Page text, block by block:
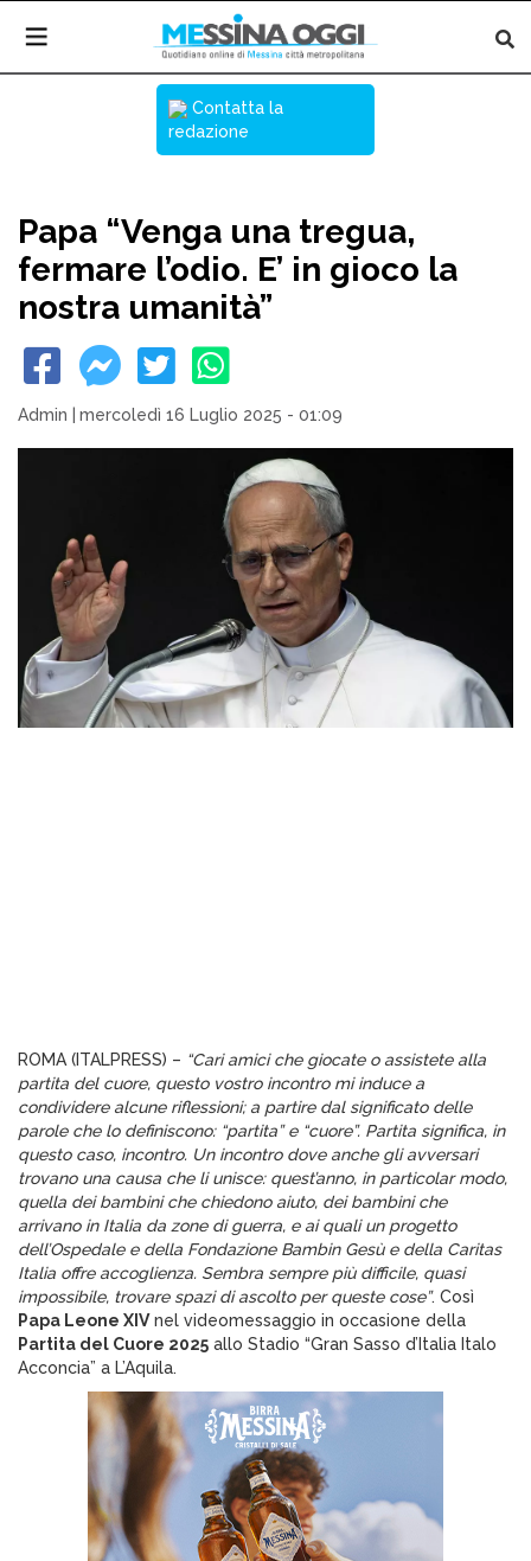
Contatta la
redazione
Papa “Venga una tregua,
fermare l’odio. E’ in gioco la
nostra umanità”
Admin mercoledì 16 Luglio 2025 - 01:09
ROMA (ITALPRESS) – “Cari amici che giocate o assistete alla
partita del cuore, questo vostro incontro mi induce a
condividere alcune riflessioni; a partire dal significato delle
parole che lo definiscono: “partita” e “cuore”. Partita significa, in
questo caso, incontro. Un incontro dove anche gli avversari
trovano una causa che li unisce: quest’anno, in particolar modo,
quella dei bambini che chiedono aiuto, dei bambini che
arrivano in Italia da zone di guerra, e ai quali un progetto
dell’Ospedale e della Fondazione Bambin Gesù e della Caritas
Italia offre accoglienza. Sembra sempre più difficile, quasi
impossibile, trovare spazi di ascolto per queste cose”. Così
Papa Leone XIVnel videomessaggio in occasione della
Partita del Cuore 2025 allo Stadio “Gran Sasso d’Italia Italo
Acconcia” a L’Aquila.